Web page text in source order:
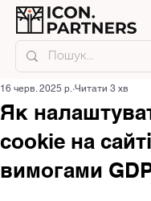
Як
cookie на
вимогами
16 черв. 2025 р. Читати 3 хв